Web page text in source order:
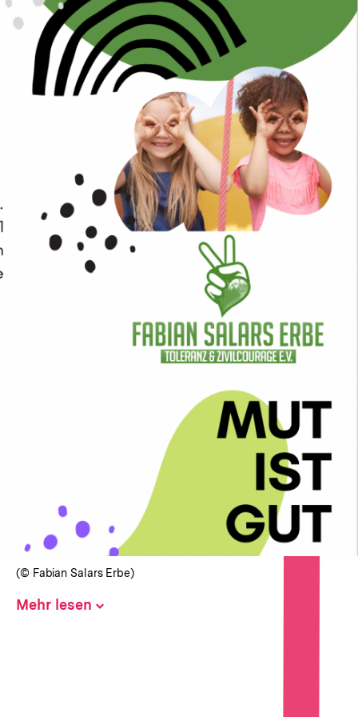
Lightbox
öffnen
(© Fabian Salars Erbe)
Mehr lesen